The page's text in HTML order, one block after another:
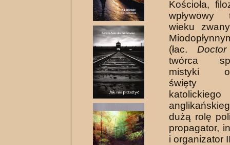
Kościoła,
wieku
(łac.
twórca
mistyki
święty
dużą rolę
propagator,
i organizator